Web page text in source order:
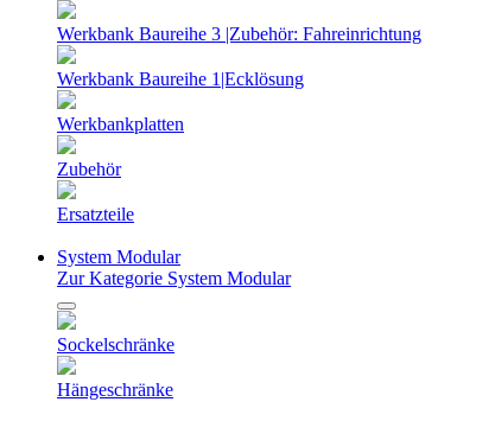
Werkbank Baureihe 3 |Zubehör: Fahreinrichtung
Werkbank Baureihe 1|Ecklösung
Werkbankplatten
Zubehör
Ersatzteile
System Modular
Zur Kategorie System Modular
Sockelschränke
Hängeschränke